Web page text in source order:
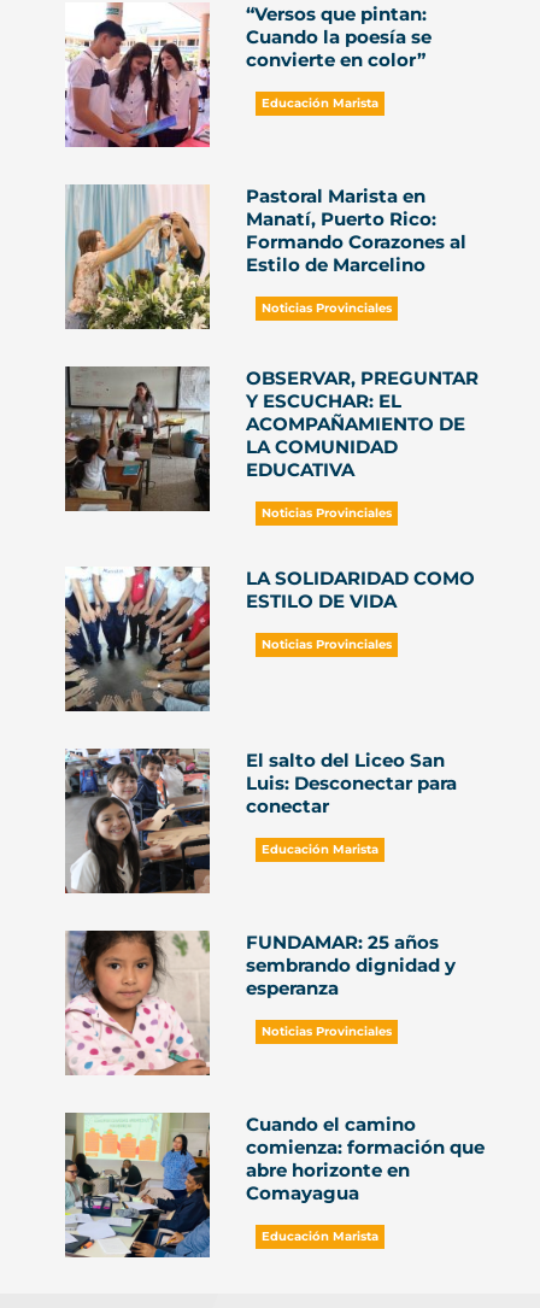
“Versos que pintan:
Cuando la poesía se
convierte en color”
Educación Marista
Pastoral Marista en
Manatí, Puerto Rico:
Formando Corazones al
Estilo de Marcelino
Noticias Provinciales
OBSERVAR, PREGUNTAR
Y ESCUCHAR: EL
ACOMPAÑAMIENTO DE
LA COMUNIDAD
EDUCATIVA
Noticias Provinciales
LA SOLIDARIDAD COMO
ESTILO DE VIDA
Noticias Provinciales
El salto del Liceo San
Luis: Desconectar para
conectar
Educación Marista
FUNDAMAR: 25 años
sembrando dignidad y
esperanza
Noticias Provinciales
Cuando el camino
comienza: formación que
abre horizonte en
Comayagua
Educación Marista